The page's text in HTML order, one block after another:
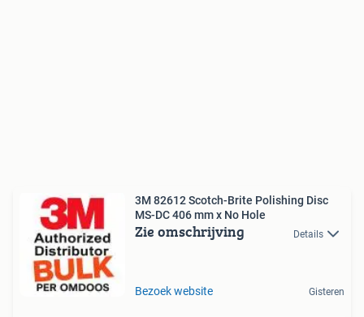
3M 82612 Scotch-Brite Polishing Disc
MS-DC 406 mm x No Hole
Zie omschrijving Details
Bezoek website Gisteren